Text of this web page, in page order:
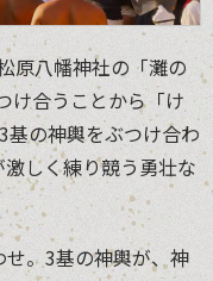
原八幡神社の「灘の
け合うことから「け
の神輿をぶつけ合わ
しく練り競う勇壮な
。3基の神輿が、神